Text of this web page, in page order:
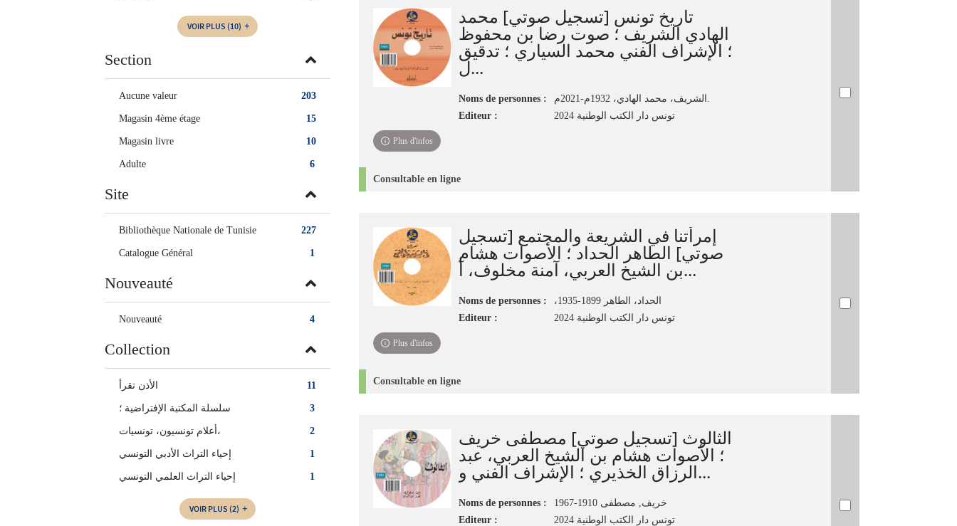
تاريخ تونس [تسجيل صوتي] محمد
الهادي الشريف ؛ صوت رضا بن محفوظ
؛ الإشراف الفني محمد السياري ؛ تدقيق
ل...
Noms de personnes :
الشريف، محمد الهادي، 1932م-2021م.
Editeur :
تونس دار الكتب الوطنية 2024
Plus d'infos
Consultable en ligne
إمرأتنا في الشريعة والمجتمع [تسجيل
صوتي] الطاهر الحداد ؛ الأصوات هشام
بن الشيخ العربي، آمنة مخلوف، آ...
Noms de personnes :
،الحداد، الطاهر 1899-1935
Editeur :
تونس دار الكتب الوطنية 2024
Plus d'infos
Consultable en ligne
الثالوث [تسجيل صوتي] مصطفى خريف
؛ الأصوات هشام بن الشيخ العربي، عبد
الرزاق الخذيري ؛ الإشراف الفني و...
Noms de personnes :
خريف, مصطفى 1910-1967
Editeur :
تونس دار الكتب الوطنية 2024
VOIR PLUS (10)
Section
203
Aucune valeur
15
Magasin 4ème étage
10
Magasin livre
6
Adulte
Site
227
Bibliothèque Nationale de Tunisie
1
Catalogue Général
Nouveauté
4
Nouveauté
Collection
11 الأذن تقرأ
3 سلسلة المكتبة الإفتراضية ؛
2 أعلام تونسيون، تونسيات‏‏،
1 إحياء التراث الأدبي التونسي
1 إحياء التراث العلمي التونسي
VOIR PLUS (2)